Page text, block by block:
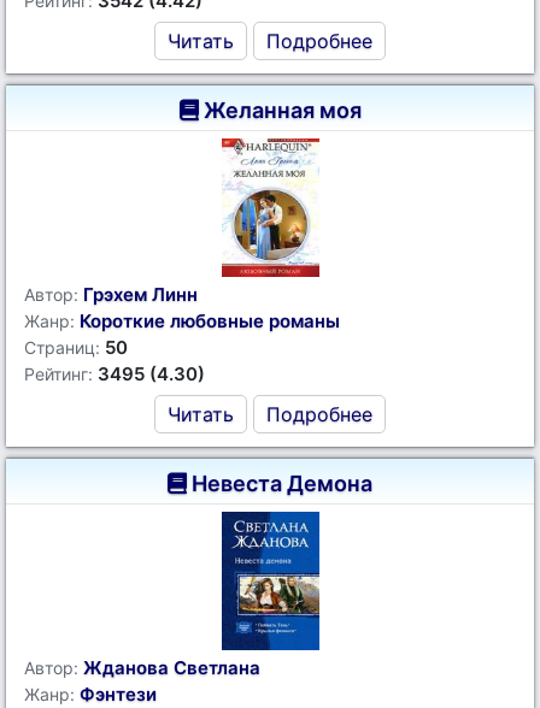
Читать Подробнее
Желанная моя
Автор: Грэхем Линн
Жанр: Короткие любовные романы
Страниц: 50
Рейтинг: 3495 (4.30)
Читать Подробнее
Невеста Демона
Автор: Жданова Светлана
Жанр: Фэнтези